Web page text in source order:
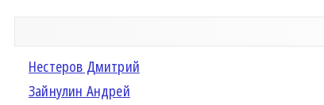
Нестеров Дмитрий
Зайнулин Андрей